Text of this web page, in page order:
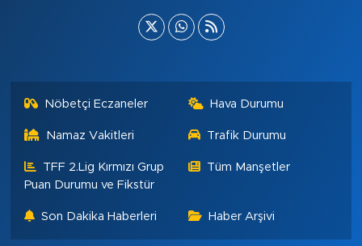
Nöbetçi Eczaneler Hava Durumu
Namaz Vakitleri Trafik Durumu
TFF 2.Lig Kırmızı Grup
Puan Durumu ve Fikstür
Tüm Manşetler
Son Dakika Haberleri Haber Arşivi